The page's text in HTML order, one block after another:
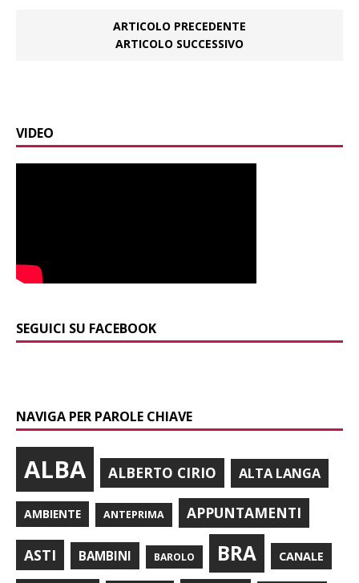
ARTICOLO PRECEDENTE
ARTICOLO SUCCESSIVO
VIDEO
SEGUICI SU FACEBOOK
NAVIGA PER PAROLE CHIAVE
ALBA ALBERTO CIRIO ALTA LANGA
AMBIENTE ANTEPRIMA APPUNTAMENTI
ASTI BAMBINI BAROLO BRA CANALE